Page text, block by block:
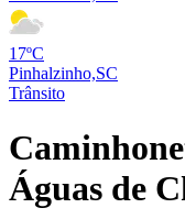
17ºC
Pinhalzinho,SC
Trânsito
Águas de